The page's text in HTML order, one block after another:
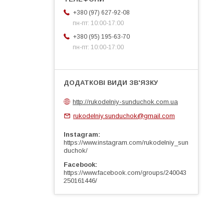
+380 (97) 627-92-08
пн-пт: 10:00-17:00
+380 (95) 195-63-70
пн-пт: 10:00-17:00
http://rukodelniy-sunduchok.com.ua
rukodelniy.sunduchok@gmail.com
Instagram
https://www.instagram.com/rukodelniy_sun
duchok/
Facebook
https://www.facebook.com/groups/240043
250161446/